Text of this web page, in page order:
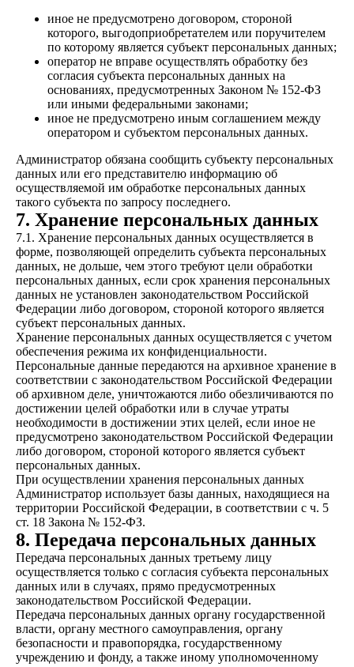
иное не предусмотрено договором, стороной
которого, выгодоприобретателем или поручителем
по которому является субъект персональных данных;
оператор не вправе осуществлять обработку без
согласия субъекта персональных данных на
основаниях, предусмотренных Законом № 152-ФЗ
или иными федеральными законами;
иное не предусмотрено иным соглашением между
оператором и субъектом персональных данных.
Администратор обязана сообщить субъекту персональных
данных или его представителю информацию об
осуществляемой им обработке персональных данных
такого субъекта по запросу последнего.
7. Хранение персональных данных
7.1. Хранение персональных данных осуществляется в
форме, позволяющей определить субъекта персональных
данных, не дольше, чем этого требуют цели обработки
персональных данных, если срок хранения персональных
данных не установлен законодательством Российской
Федерации либо договором, стороной которого является
субъект персональных данных.
Хранение персональных данных осуществляется с учетом
обеспечения режима их конфиденциальности.
Персональные данные передаются на архивное хранение в
соответствии с законодательством Российской Федерации
об архивном деле, уничтожаются либо обезличиваются по
достижении целей обработки или в случае утраты
необходимости в достижении этих целей, если иное не
предусмотрено законодательством Российской Федерации
либо договором, стороной которого является субъект
персональных данных.
При осуществлении хранения персональных данных
Администратор использует базы данных, находящиеся на
территории Российской Федерации, в соответствии с ч. 5
ст. 18 Закона № 152-ФЗ.
8. Передача персональных данных
Передача персональных данных третьему лицу
осуществляется только с согласия субъекта персональных
данных или в случаях, прямо предусмотренных
законодательством Российской Федерации.
Передача персональных данных органу государственной
власти, органу местного самоуправления, органу
безопасности и правопорядка, государственному
учреждению и фонду, а также иному уполномоченному